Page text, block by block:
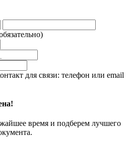
для связи: телефон или email
время и подберем лучшего